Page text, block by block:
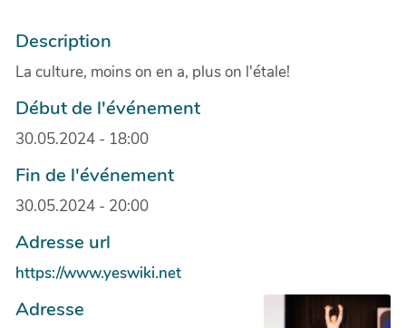
Description
La culture, moins on en a, plus on l'étale!
Début de l'événement
30.05.2024 - 18:00
Fin de l'événement
30.05.2024 - 20:00
Adresse url
https://www.yeswiki.net
Adresse